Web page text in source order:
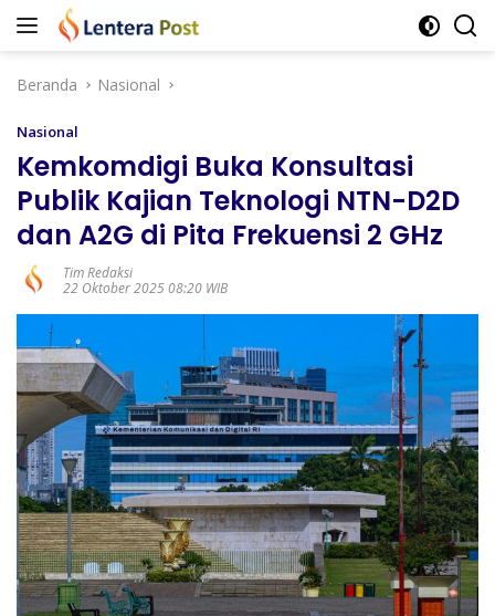
Langsung
Beranda
Nasional
Nasional
Kemkomdigi Buka Konsultasi
Publik Kajian Teknologi NTN-D2D
dan A2G di Pita Frekuensi 2 GHz
Tim Redaksi
22 Oktober 2025 08:20 WIB